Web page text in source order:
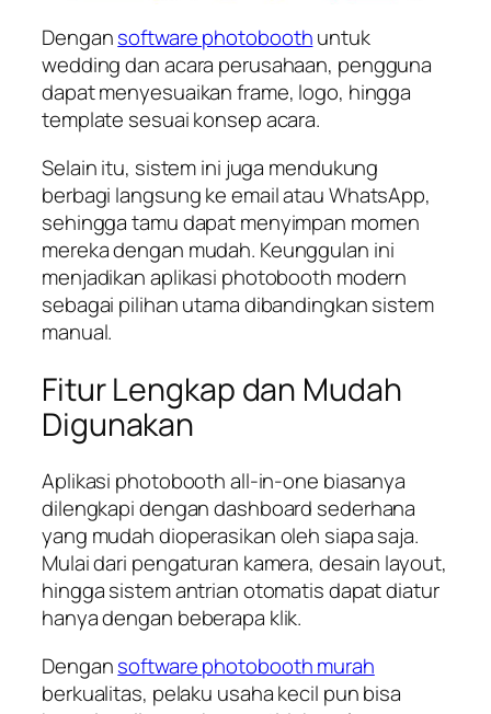
Dengansoftware photoboothuntuk
wedding dan acara perusahaan, pengguna
dapat menyesuaikan frame, logo, hingga
template sesuai konsep acara.
Selain itu, sistem ini juga mendukung
berbagi langsung ke email atau WhatsApp,
sehingga tamu dapat menyimpan momen
mereka dengan mudah. Keunggulan ini
menjadikan aplikasi photobooth modern
sebagai pilihan utama dibandingkan sistem
manual.
Fitur Lengkap dan Mudah
Digunakan
Aplikasi photobooth all-in-one biasanya
dilengkapi dengan dashboard sederhana
yang mudah dioperasikan oleh siapa saja.
Mulai dari pengaturan kamera, desain layout,
hingga sistem antrian otomatis dapat diatur
hanya dengan beberapa klik.
Dengansoftware photobooth murah
berkualitas, pelaku usaha kecil pun bisa